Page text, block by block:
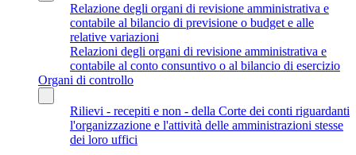
Relazione degli organi di revisione amministrativa e
contabile al bilancio di previsione o budget e alle
relative variazioni
Relazioni degli organi di revisione amministrativa e
contabile al conto consuntivo o al bilancio di esercizio
Organi di controllo
Rilievi - recepiti e non - della Corte dei conti riguardanti
l'organizzazione e l'attività delle amministrazioni stesse
dei loro uffici